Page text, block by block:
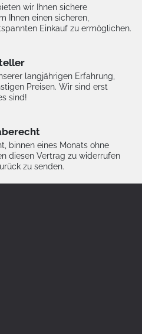
wir Ihnen sichere
Ihnen einen sicheren,
Einkauf zu ermöglichen.
langjährigen Erfahrung,
Preisen. Wir sind erst
sind!
binnen eines Monats ohne
diesen Vertrag zu widerrufen
zu senden.